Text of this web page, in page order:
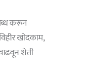
करून
खोदकाम,
शेती